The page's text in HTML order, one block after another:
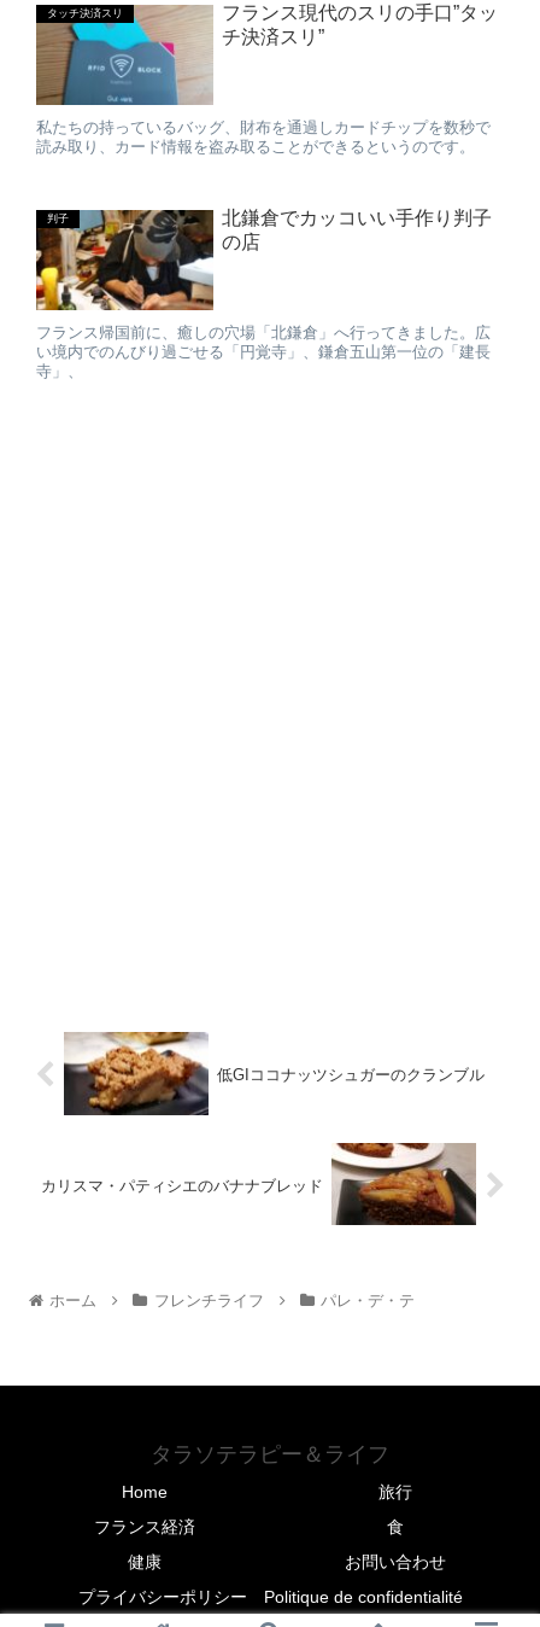
タッチ決済スリ
フランス現代のスリの手口”タッ
チ決済スリ”
私たちの持っているバッグ、財布を通過しカードチップを数秒で
読み取り、カード情報を盗み取ることができるというのです。
判子
北鎌倉でカッコいい手作り判子
の店
フランス帰国前に、癒しの穴場「北鎌倉」へ行ってきました。広
い境内でのんびり過ごせる「円覚寺」、鎌倉五山第一位の「建長
寺」、
低GIココナッツシュガーのクランブル
カリスマ・パティシエのバナナブレッド
ホーム フレンチライフ パレ・デ・テ
タラソテラピー＆ライフ
Home
旅行
フランス経済
食
健康
お問い合わせ
プライバシーポリシー Politique de confidentialité